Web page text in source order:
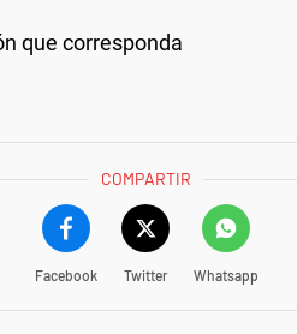
que corresponda
COMPARTIR
Facebook Twitter Whatsapp